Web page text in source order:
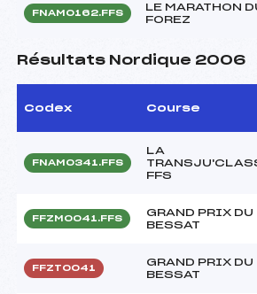
FNAM0162.FFS
LE MARATHON
FOREZ
Résultats Nordique 2006
Codex Course
FNAM0341.FFS
LA
FFS
FFZM0041.FFS
GRAND PRIX DU
BESSAT
FFZT0041
GRAND PRIX DU
BESSAT